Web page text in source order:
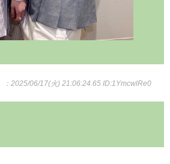
：2025/06/17(火) 21:06:24.65 ID:1YmcwlRe0